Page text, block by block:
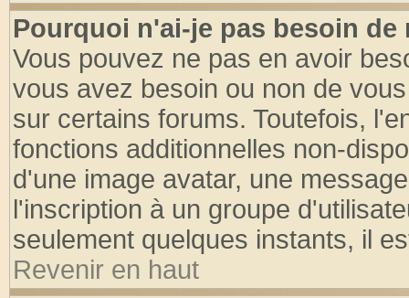
Pourquoi n'ai-je pas besoin de
Vous pouvez ne pas en avoir
vous avez besoin ou non de
sur certains forums. Toutefois,
fonctions additionnelles non-
d'une image avatar, une
l'inscription à un groupe
seulement quelques instants, il
Revenir en haut